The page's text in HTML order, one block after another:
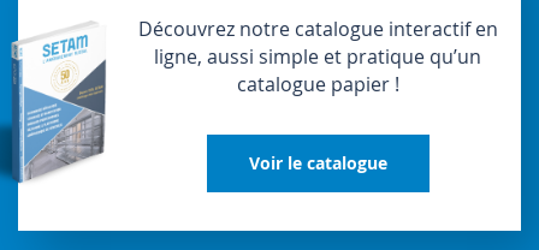
Découvrez notre catalogue interactif en
ligne, aussi simple et pratique qu’un
catalogue papier !
Voir le catalogue